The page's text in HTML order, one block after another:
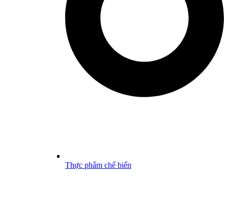
Thực phẩm chế biến